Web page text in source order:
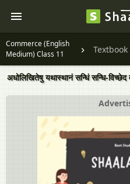
Commerce (English
Medium) Class 11
अधोलिखितेषु यथास्थानं सन्धिं सन्धि-विच्छेद